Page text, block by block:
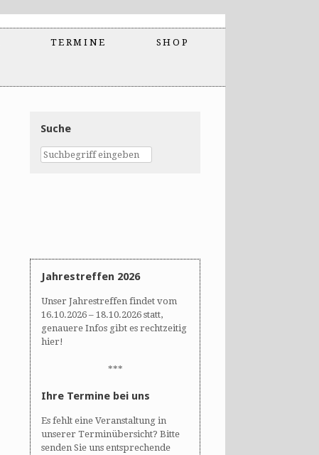
TERMINE SHOP
Suche
Jahrestreffen 2026
Unser Jahrestreffen findet vom
16.10.2026 – 18.10.2026 statt,
genauere Infos gibt es rechtzeitig
hier!
***
Ihre Termine bei uns
Es fehlt eine Veranstaltung in
unserer Terminübersicht? Bitte
senden Sie uns entsprechende